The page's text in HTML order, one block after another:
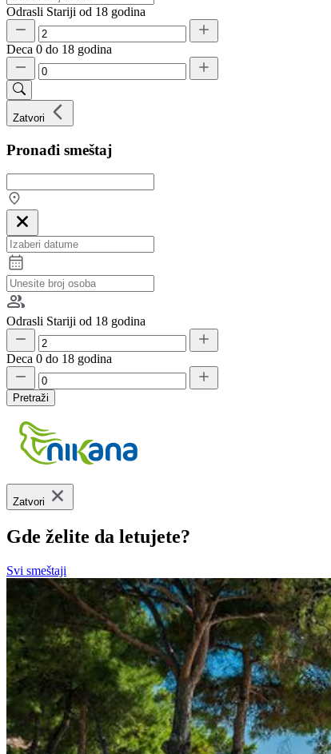
Odrasli Stariji od 18 godina
Deca 0 do 18 godina
Zatvori
Pronađi smeštaj
Odrasli Stariji od 18 godina
Deca 0 do 18 godina
Pretraži
Zatvori
Gde želite da letujete?
Svi smeštaji